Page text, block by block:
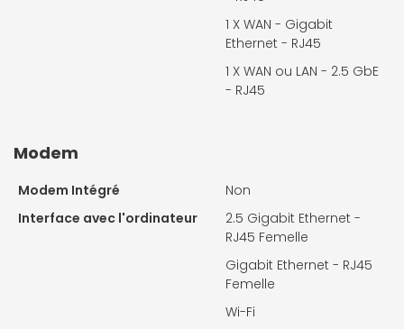
1 X WAN - Gigabit
Ethernet - RJ45
1 X WAN ou LAN - 2.5 GbE
- RJ45
Modem
Modem Intégré
Non
Interface avec l'ordinateur
2.5 Gigabit Ethernet -
RJ45 Femelle
Gigabit Ethernet - RJ45
Femelle
Wi-Fi